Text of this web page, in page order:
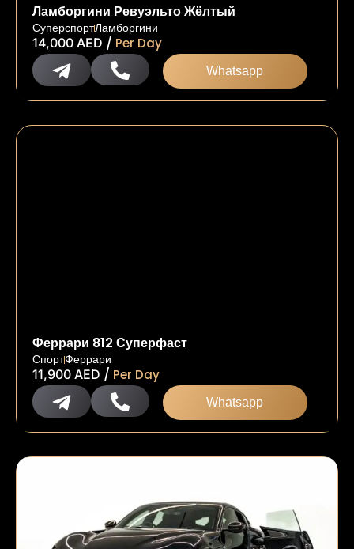
Ламборгини Ревуэльто Жёлтый
СуперспортЛамборгини
14,000 AED / Per Day
Whatsapp
Феррари 812 Суперфаст
СпортФеррари
11,900 AED / Per Day
Whatsapp